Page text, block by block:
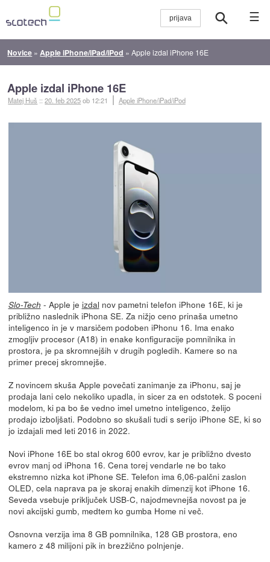
☰
Novice » Apple iPhone/iPad/iPod »Apple izdal iPhone 16E
Apple izdal iPhone 16E
Matej Huš ::20. feb 2025ob 12:21 Apple iPhone/iPad/iPod
Slo-Tech - Apple je izdal nov pametni telefon iPhone 16E, ki je
približno naslednik iPhona SE. Za nižjo ceno prinaša umetno
inteligenco in je v marsičem podoben iPhonu 16. Ima enako
zmogljiv procesor (A18) in enake konfiguracije pomnilnika in
prostora, je pa skromnejših v drugih pogledih. Kamere so na
primer precej skromnejše.
Z novincem skuša Apple povečati zanimanje za iPhonu, saj je
prodaja lani celo nekoliko upadla, in sicer za en odstotek. S poceni
modelom, ki pa bo še vedno imel umetno inteligenco, želijo
prodajo izboljšati. Podobno so skušali tudi s serijo iPhone SE, ki so
jo izdajali med leti 2016 in 2022.
Novi iPhone 16E bo stal okrog 600 evrov, kar je približno dvesto
evrov manj od iPhona 16. Cena torej vendarle ne bo tako
ekstremno nizka kot iPhone SE. Telefon ima 6,06-palčni zaslon
OLED, cela naprava pa je skoraj enakih dimenzij kot iPhone 16.
Seveda vsebuje priključek USB-C, najodmevnejša novost pa je
novi akcijski gumb, medtem ko gumba Home ni več.
Osnovna verzija ima 8 GB pomnilnika, 128 GB prostora, eno
kamero z 48 milijoni pik in brezžično polnjenje.